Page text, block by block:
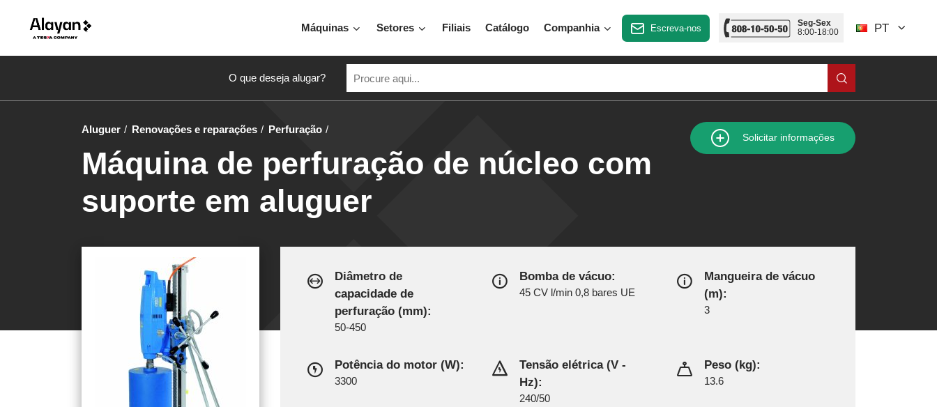
Máquinas Setores Filiais Catálogo Companhia Escreva-nos
Seg-Sex
8:00-18:00
PT
O que deseja alugar?
Aluguer Renovações e reparações Perfuração
Máquina de perfuração de núcleo com
suporte em aluguer
Solicitar informações
Diâmetro de
capacidade de
perfuração (mm):
50-450
Bomba de vácuo:
45 CV l/min 0,8 bares UE
Mangueira de vácuo
(m):
3
Potência do motor (W):
3300
Tensão elétrica (V -
Hz):
240/50
Peso (kg):
13.6